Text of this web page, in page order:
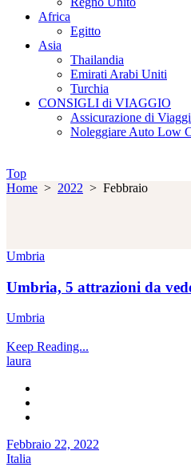
Africa
Egitto
Asia
Thailandia
Emirati Arabi Uniti
Turchia
CONSIGLI di VIAGGIO
Assicurazione di
Noleggiare Auto Low
Top
Home > 2022 > Febbraio
Umbria
Umbria, 5 attrazioni da
Umbria
Keep Reading...
laura
Febbraio 22, 2022
Italia